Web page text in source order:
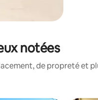
notées
de propreté et